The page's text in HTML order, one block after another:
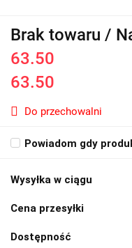
Brak towaru /
63.50
63.50
Do przechowalni
Powiadom gdy
Wysyłka w ciągu
Cena przesyłki
Dostępność